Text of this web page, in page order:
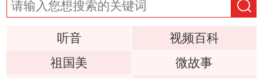
听音
视频百科
祖国美
微故事